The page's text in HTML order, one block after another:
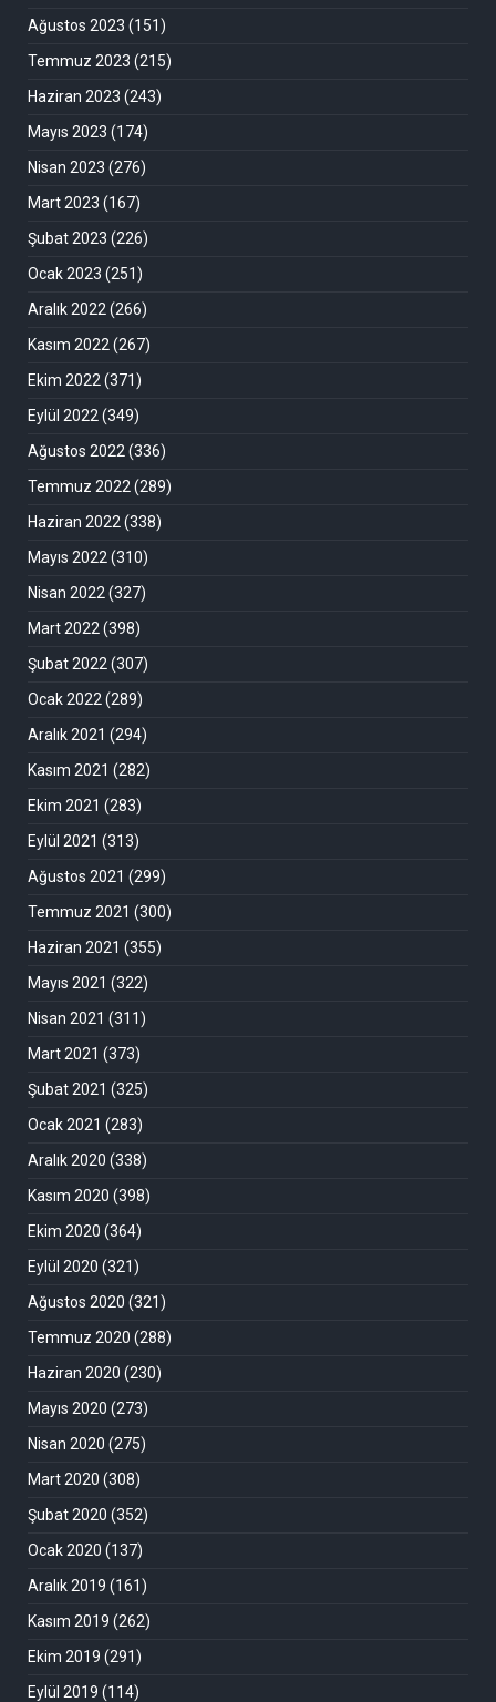
Ağustos 2023 (151)
Temmuz 2023 (215)
Haziran 2023 (243)
Mayıs 2023 (174)
Nisan 2023 (276)
Mart 2023 (167)
Şubat 2023 (226)
Ocak 2023 (251)
Aralık 2022 (266)
Kasım 2022 (267)
Ekim 2022 (371)
Eylül 2022 (349)
Ağustos 2022 (336)
Temmuz 2022 (289)
Haziran 2022 (338)
Mayıs 2022 (310)
Nisan 2022 (327)
Mart 2022 (398)
Şubat 2022 (307)
Ocak 2022 (289)
Aralık 2021 (294)
Kasım 2021 (282)
Ekim 2021 (283)
Eylül 2021 (313)
Ağustos 2021 (299)
Temmuz 2021 (300)
Haziran 2021 (355)
Mayıs 2021 (322)
Nisan 2021 (311)
Mart 2021 (373)
Şubat 2021 (325)
Ocak 2021 (283)
Aralık 2020 (338)
Kasım 2020 (398)
Ekim 2020 (364)
Eylül 2020 (321)
Ağustos 2020 (321)
Temmuz 2020 (288)
Haziran 2020 (230)
Mayıs 2020 (273)
Nisan 2020 (275)
Mart 2020 (308)
Şubat 2020 (352)
Ocak 2020 (137)
Aralık 2019 (161)
Kasım 2019 (262)
Ekim 2019 (291)
Eylül 2019 (114)